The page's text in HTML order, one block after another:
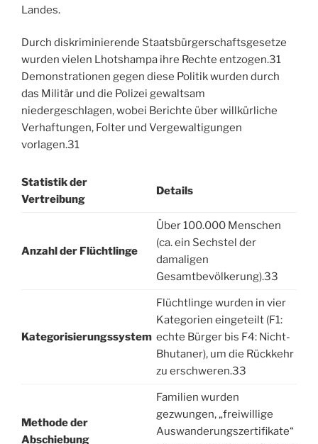
Landes.
Durch diskriminierende Staatsbürgerschaftsgesetze
wurden vielen Lhotshampa ihre Rechte entzogen.31
Demonstrationen gegen diese Politik wurden durch
das Militär und die Polizei gewaltsam
niedergeschlagen, wobei Berichte über willkürliche
Verhaftungen, Folter und Vergewaltigungen
vorlagen.31
Statistik der
Vertreibung
Details
Anzahl der Flüchtlinge
Über 100.000 Menschen
(ca. ein Sechstel der
damaligen
Gesamtbevölkerung).33
Kategorisierungssystem
Flüchtlinge wurden in vier
Kategorien eingeteilt (F1:
echte Bürger bis F4: Nicht-
Bhutaner), um die Rückkehr
zu erschweren.33
Methode der
Abschiebung
Familien wurden
gezwungen, „freiwillige
Auswanderungszertifikate“